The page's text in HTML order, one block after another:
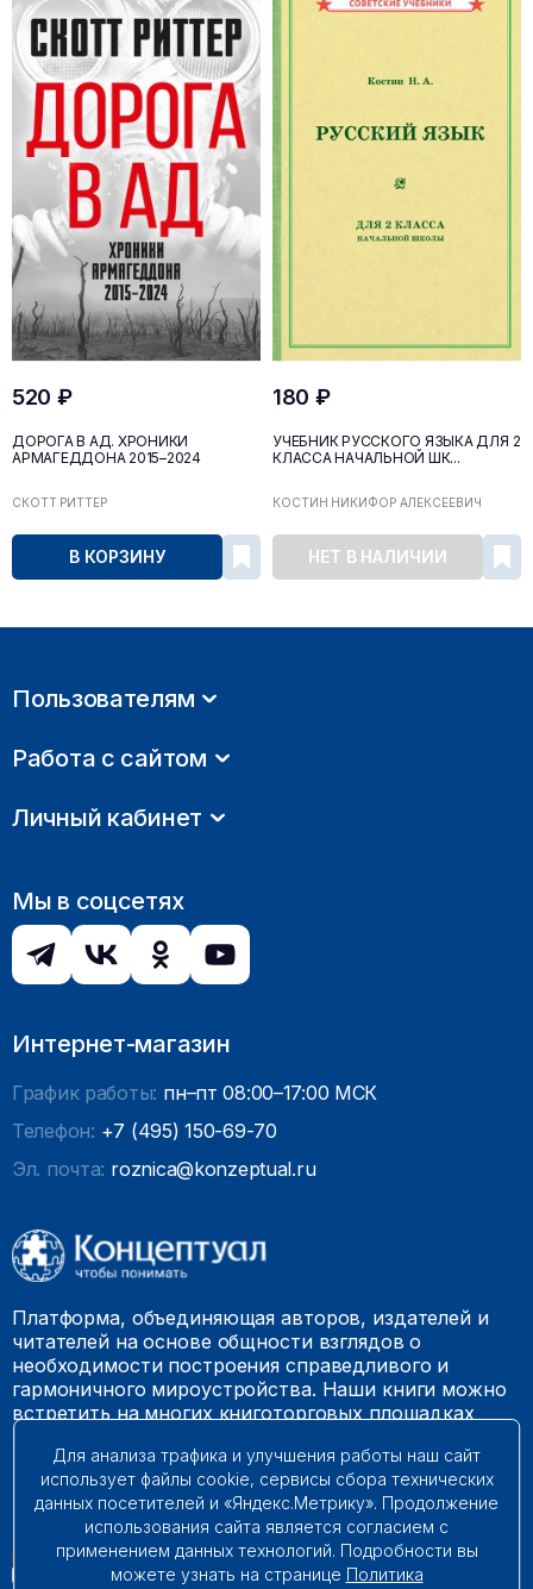
520 ₽
ДОРОГА В АД. ХРОНИКИ
АРМАГЕДДОНА 2015–2024
СКОТТ РИТТЕР
В КОРЗИНУ
180 ₽
УЧЕБНИК РУССКОГО ЯЗЫКА ДЛЯ 2
КЛАССА НАЧАЛЬНОЙ ШК...
КОСТИН НИКИФОР АЛЕКСЕЕВИЧ
НЕТ В НАЛИЧИИ
Пользователям
Работа с сайтом
Личный кабинет
Мы в соцсетях
Интернет-магазин
График работы: пн–пт 08:00–17:00 МСК
Телефон: +7 (495) 150-69-70
Эл. почта: roznica@konzeptual.ru
Платформа, объединяющая авторов, издателей и
читателей на основе общности взглядов о
необходимости построения справедливого и
гармоничного мироустройства. Наши книги можно
встретить на многих книготорговых площадках
© 2009 – 2026. Все права защищены.
Для анализа трафика и улучшения работы наш сайт
использует файлы cookie, сервисы сбора технических
данных посетителей и «Яндекс.Метрику». Продолжение
использования сайта является согласием с
применением данных технологий. Подробности вы
можете узнать на странице Политика